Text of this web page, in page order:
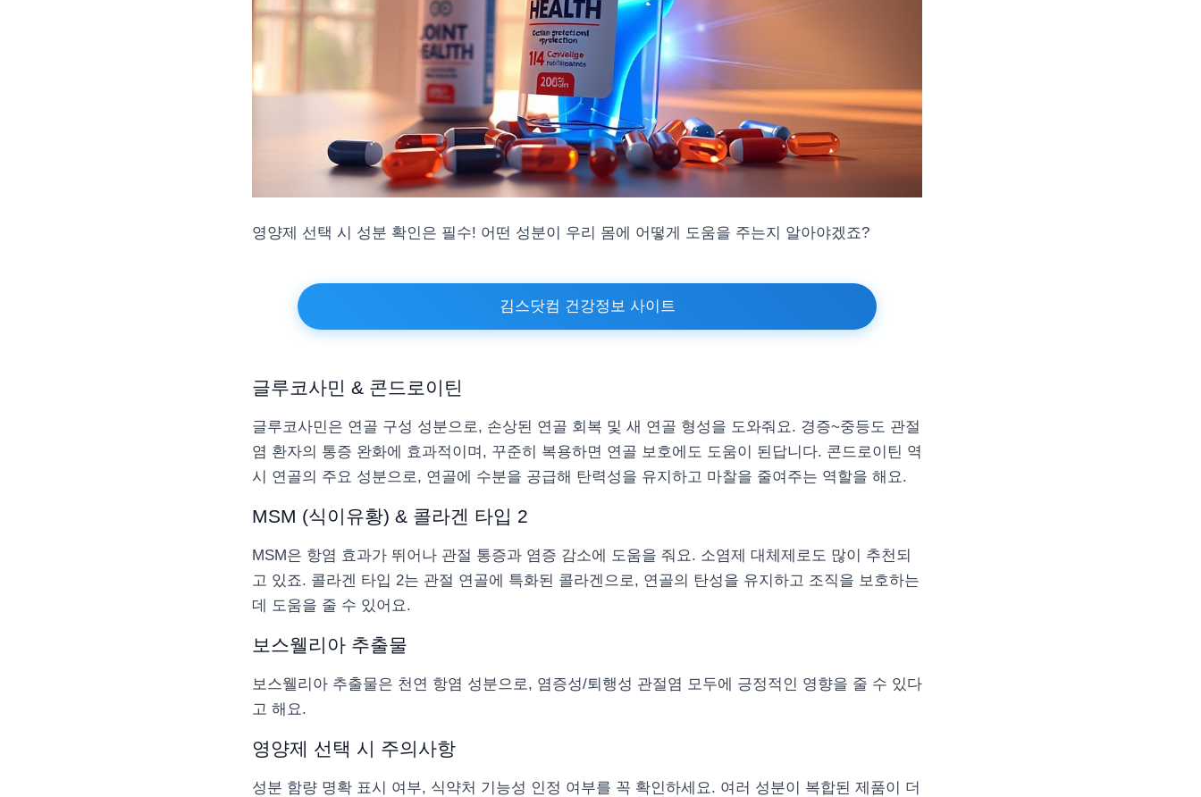
영양제 선택 시 성분 확인은 필수! 어떤 성분이 우리 몸에 어떻게 도움을 주는지 알아야겠죠?
김스닷컴 건강정보 사이트
글루코사민 & 콘드로이틴
글루코사민은 연골 구성 성분으로, 손상된 연골 회복 및 새 연골 형성을 도와줘요. 경증~중등도 관절
염 환자의 통증 완화에 효과적이며, 꾸준히 복용하면 연골 보호에도 도움이 된답니다. 콘드로이틴 역
시 연골의 주요 성분으로, 연골에 수분을 공급해 탄력성을 유지하고 마찰을 줄여주는 역할을 해요.
MSM (식이유황) & 콜라겐 타입 2
MSM은 항염 효과가 뛰어나 관절 통증과 염증 감소에 도움을 줘요. 소염제 대체제로도 많이 추천되
고 있죠. 콜라겐 타입 2는 관절 연골에 특화된 콜라겐으로, 연골의 탄성을 유지하고 조직을 보호하는
데 도움을 줄 수 있어요.
보스웰리아 추출물
보스웰리아 추출물은 천연 항염 성분으로, 염증성/퇴행성 관절염 모두에 긍정적인 영향을 줄 수 있다
고 해요.
영양제 선택 시 주의사항
성분 함량 명확 표시 여부, 식약처 기능성 인정 여부를 꼭 확인하세요. 여러 성분이 복합된 제품이 더